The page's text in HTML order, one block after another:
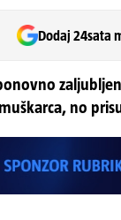
Dodaj 24sata
no